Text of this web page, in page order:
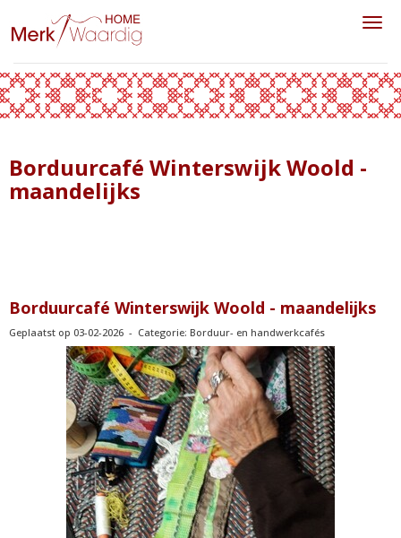
Borduurcafé Winterswijk Woold -
maandelijks
Borduurcafé Winterswijk Woold - maandelijks
Geplaatst op 03-02-2026 - Categorie: Borduur- en handwerkcafés